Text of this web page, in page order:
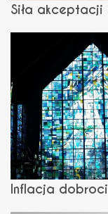
Siła akceptacji
Inflacja dobroci